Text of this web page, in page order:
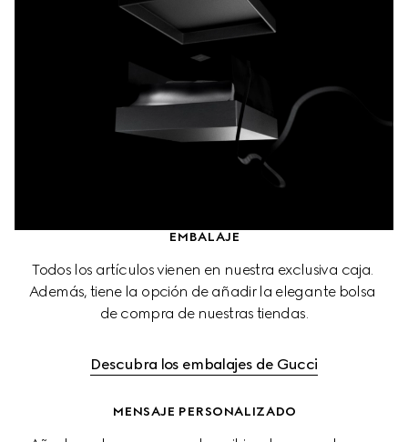
EMBALAJE
Todos los artículos vienen en nuestra exclusiva caja.
Además, tiene la opción de añadir la elegante bolsa
de compra de nuestras tiendas.
Descubra los embalajes de Gucci
MENSAJE PERSONALIZADO